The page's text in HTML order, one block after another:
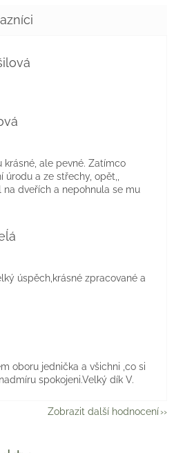
je 5 z 5 hvězdiček.
je 5 z 5 hvězdiček.
krásné, ale pevné. Zatímco
a ze střechy, opět,,
dveřích a nepohnula se mu
je 5 z 5 hvězdiček.
úspěch,krásné zpracované a
je 5 z 5 hvězdiček.
oboru jednička a všichni ,co si
spokojeni.Velký dík V.
Zobrazit další hodnocení